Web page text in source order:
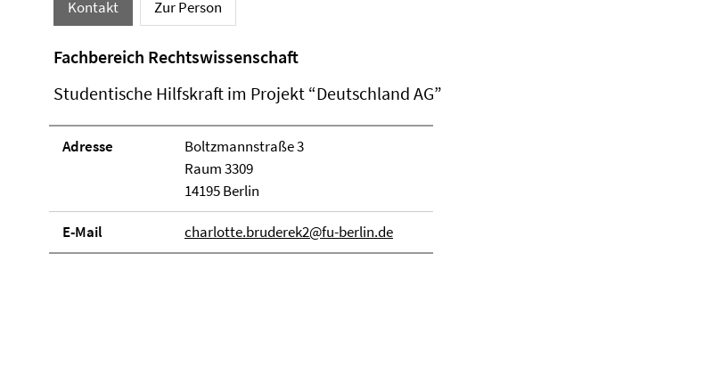
Kontakt Zur Person
Fachbereich Rechtswissenschaft
Studentische Hilfskraft im Projekt “Deutschland AG”
Adresse
Boltzmannstraße 3
Raum 3309
14195 Berlin
E-Mail charlotte.bruderek2@fu-berlin.de